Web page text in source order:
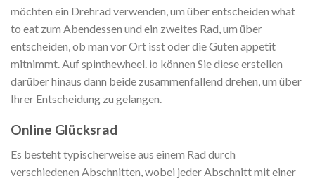
möchten ein Drehrad verwenden, um über entscheiden what
to eat zum Abendessen und ein zweites Rad, um über
entscheiden, ob man vor Ort isst oder die Guten appetit
mitnimmt. Auf spinthewheel. io können Sie diese erstellen
darüber hinaus dann beide zusammenfallend drehen, um über
Ihrer Entscheidung zu gelangen.
Online Glücksrad
Es besteht typischerweise aus einem Rad durch
verschiedenen Abschnitten, wobei jeder Abschnitt mit einer